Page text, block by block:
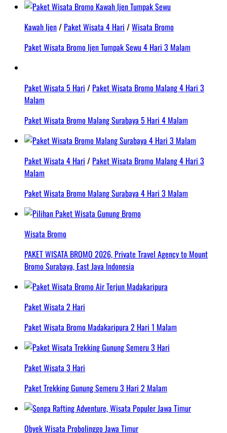
Kawah Ijen/ Paket Wisata 4 Hari /Wisata Bromo
Paket Wisata Bromo Ijen Tumpak Sewu 4 Hari 3 Malam
Paket Wisata 5 Hari / Paket Wisata Bromo Malang 4 Hari 3
Malam
Paket Wisata Bromo Malang Surabaya 5 Hari 4 Malam
Paket Wisata 4 Hari / Paket Wisata Bromo Malang 4 Hari 3
Malam
Paket Wisata Bromo Malang Surabaya 4 Hari 3 Malam
Wisata Bromo
PAKET WISATA BROMO 2026, Private Travel Agency to Mount
Bromo Surabaya, East Java Indonesia
Paket Wisata 2 Hari
Paket Wisata Bromo Madakaripura 2 Hari 1 Malam
Paket Wisata 3 Hari
Paket Trekking Gunung Semeru 3 Hari 2 Malam
Obyek Wisata Probolinggo Jawa Timur